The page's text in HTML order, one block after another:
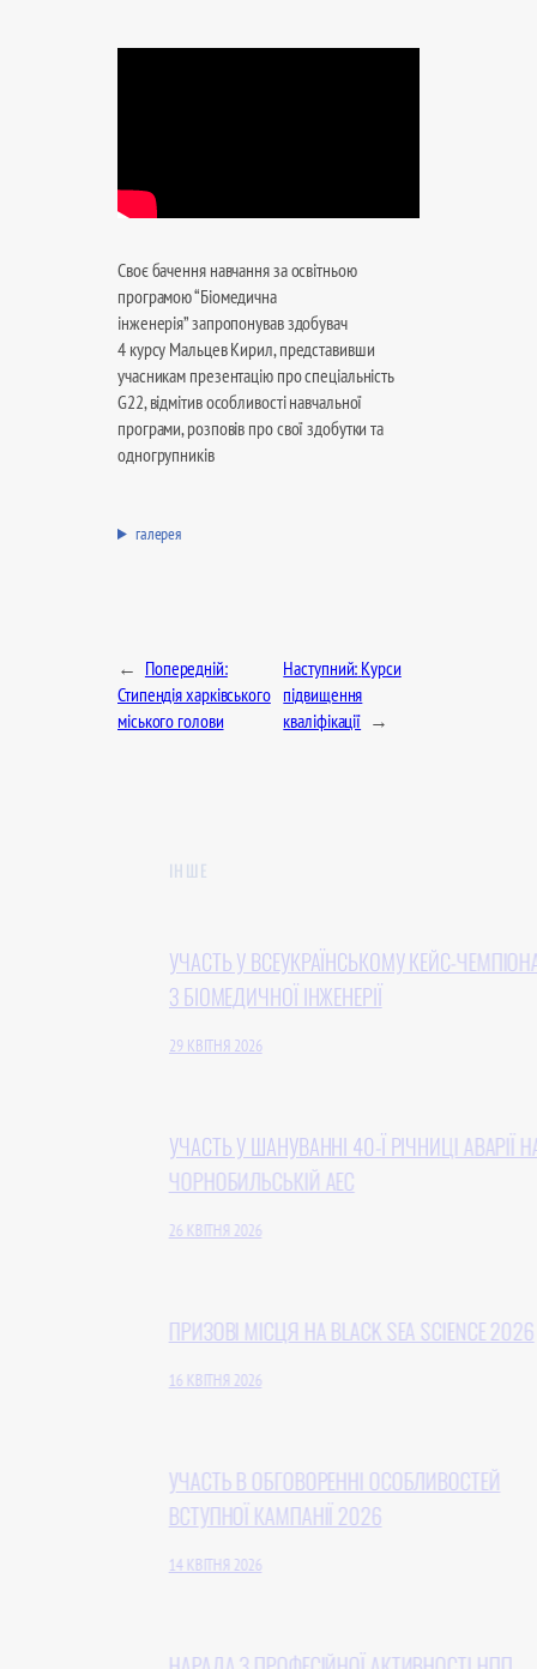
Своє бачення навчання за освітньою
програмою “Біомедична
інженерія” запропонував здобувач
4 курсу Мальцев Кирил, представивши
учасникам презентацію про спеціальність
G22, відмітив особливості навчальної
програми, розповів про свої здобутки та
одногрупників
галерея
← Попередній:
Стипендія харківського
міського голови
Наступний:Курси
підвищення
кваліфікації →
УЧАСТЬ У ВСЕУКРАЇНСЬКОМУ КЕЙС-ЧЕМПІОНАТІ
З БІОМЕДИЧНОЇ ІНЖЕНЕРІЇ
29 КВІТНЯ 2026
УЧАСТЬ У ШАНУВАННІ 40-Ї РІЧНИЦІ АВАРІЇ НА
ЧОРНОБИЛЬСЬКІЙ АЕС
26 КВІТНЯ 2026
ПРИЗОВІ МІСЦЯ НА BLACK SEA SCIENCE 2026
16 КВІТНЯ 2026
УЧАСТЬ В ОБГОВОРЕННІ ОСОБЛИВОСТЕЙ
ВСТУПНОЇ КАМПАНІЇ 2026
14 КВІТНЯ 2026